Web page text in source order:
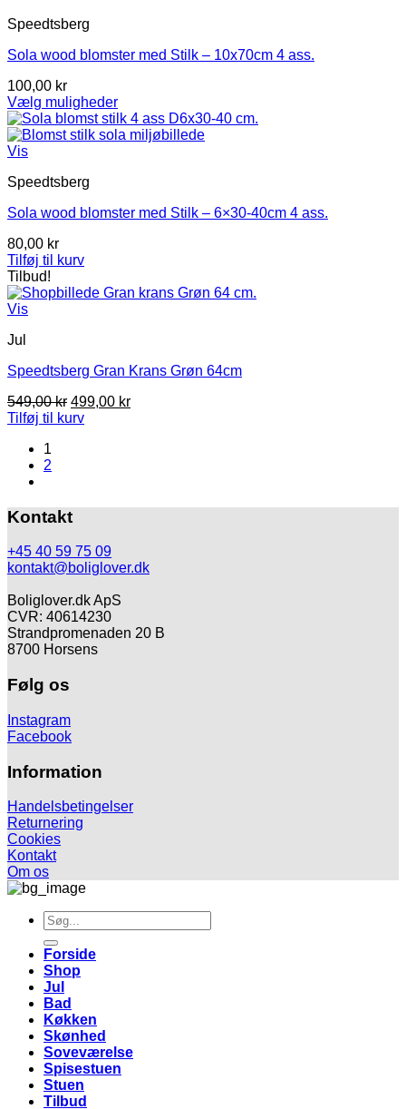
Speedtsberg
Sola wood blomster med Stilk – 10x70cm 4 ass.
100,00 kr
Vælg muligheder
Dette
vare
har
varianter.
kan
på
varesiden
Vis
Speedtsberg
Sola wood blomster med Stilk – 6×30-40cm 4 ass.
80,00 kr
Tilføj til kurv
Tilbud!
Vis
Jul
Speedtsberg Gran Krans Grøn 64cm
549,00kr Den
oprindelige
499,00 krDen
Tilføj til kurv
1
2
Kontakt
+45 40 59 75 09
kontakt@boliglover.dk
Boliglover.dk ApS
CVR: 40614230
Strandpromenaden 20 B
8700 Horsens
Følg os
Instagram
Facebook
Information
Handelsbetingelser
Returnering
Cookies
Kontakt
Om os
Søg
efter:
Forside
Shop
Jul
Bad
Køkken
Skønhed
Soveværelse
Spisestuen
Stuen
Tilbud